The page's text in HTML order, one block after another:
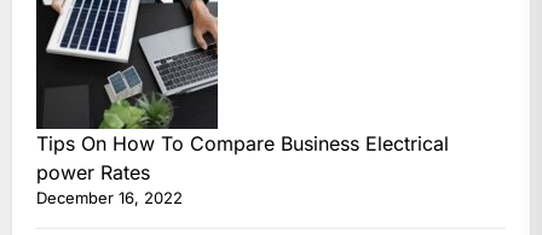
Tips On How To Compare Business Electrical
power Rates
December 16, 2022